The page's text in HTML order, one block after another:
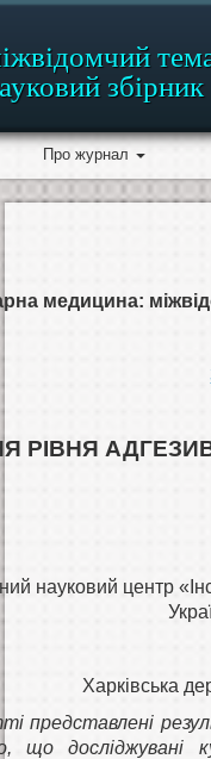
збірник
Про журнал
медицина:
РІВНЯ
науковий центр
Харківська
представлені
що досліджувані